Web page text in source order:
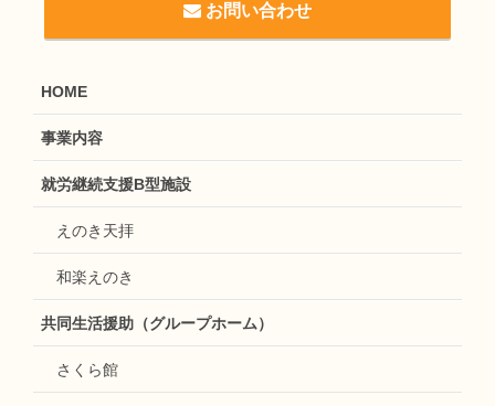
お問い合わせ
HOME
事業内容
就労継続支援B型施設
えのき天拝
和楽えのき
共同生活援助（グループホーム）
さくら館